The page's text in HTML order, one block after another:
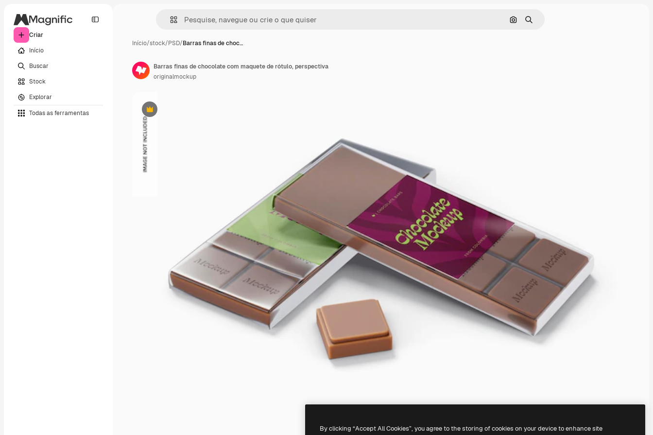
Criar
Início
Buscar
Stock
Explorar
Todas as ferramentas
Pesquisar por imagem
Buscar
Início/stock/PSD/Barras finas de choc…
Premium
Barras finas de chocolate com maquete de rótulo, perspectiva
originalmockup
By clicking “Accept All Cookies”, you agree to the storing of cookies on your device to enhance site